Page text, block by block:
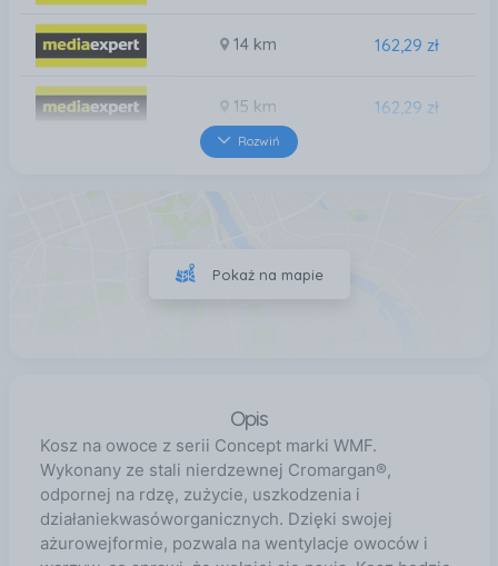
14 km 162,29 zł
15 km 162,29 zł
Rozwiń
Pokaż na mapie
Opis
Kosz na owoce z serii Concept marki WMF.
Wykonany ze stali nierdzewnej Cromargan®,
odpornej na rdzę, zużycie, uszkodzenia i
działaniekwasóworganicznych. Dzięki swojej
ażurowejformie, pozwala na wentylacje owoców i